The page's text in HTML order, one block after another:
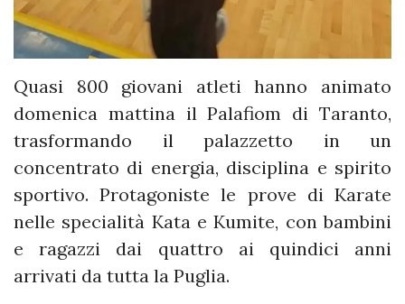
Quasi 800 giovani atleti hanno animato
domenica mattina il Palafiom di Taranto,
trasformando il palazzetto in un
concentrato di energia, disciplina e spirito
sportivo. Protagoniste le prove di Karate
nelle specialità Kata e Kumite, con bambini
e ragazzi dai quattro ai quindici anni
arrivati da tutta la Puglia.